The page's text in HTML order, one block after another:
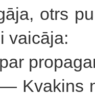
otrs
vaicāja: